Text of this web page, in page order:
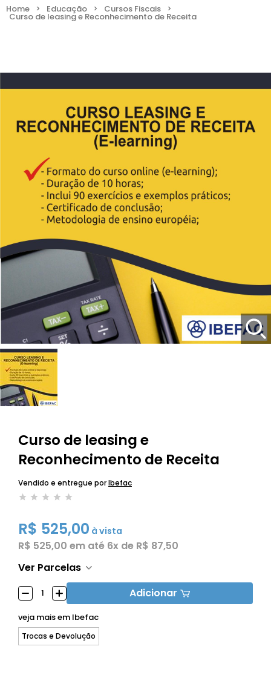
Home > Educação > Cursos Fiscais >
Curso de leasing e Reconhecimento de Receita
Curso de leasing e
Reconhecimento de Receita
Vendido e entregue porIbefac
R$ 525,00 à vista
R$ 525,00 em até 6x de R$ 87,50
Ver Parcelas
Adicionar
veja mais em Ibefac
Trocas e Devolução